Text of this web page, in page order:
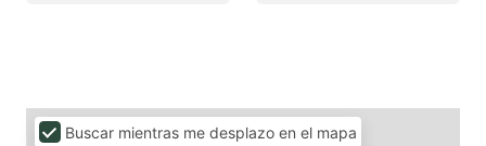
Buscar mientras me desplazo en el mapa